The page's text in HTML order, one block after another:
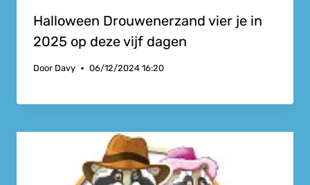
Halloween Drouwenerzand vier je in
2025 op deze vijf dagen
Door Davy 06/12/2024 16:20